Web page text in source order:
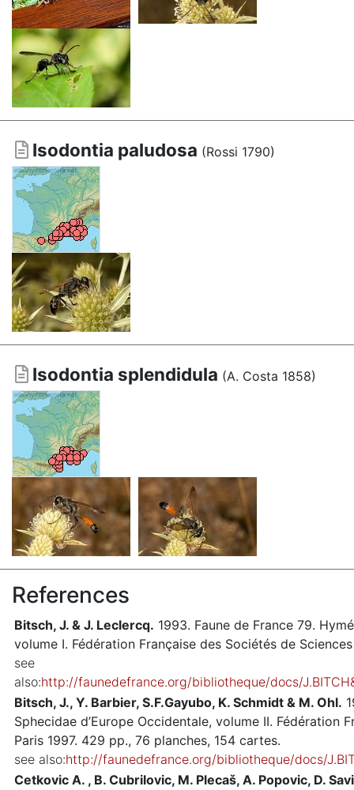
Isodontia paludosa (Rossi 1790)
Isodontia splendidula (A. Costa 1858)
References
Bitsch, J. & J. Leclercq. 1993. Faune de France 79.
volume I. Fédération Française des Sociétés de
see
also:http://faunedefrance.org/bibliotheque/docs/
Bitsch, J., Y. Barbier, S.F.Gayubo, K. Schmidt & M. Ohl.
Sphecidae d’Europe Occidentale, volume II. Fédération
Paris 1997. 429 pp., 76 planches, 154 cartes.
see also:http://faunedefrance.org/bibliotheque/docs/
Cetkovic A. , B. Cubrilovic, M. Plecaš, A. Popovic, D.